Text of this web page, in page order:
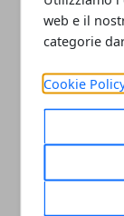
web e il
categorie
Cookie
ARTICOLI